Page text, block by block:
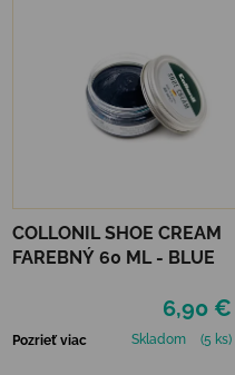
COLLONIL SHOE CREAM
FAREBNÝ 60 ML - BLUE
6,90 €
Pozrieť viac Skladom (5 ks)